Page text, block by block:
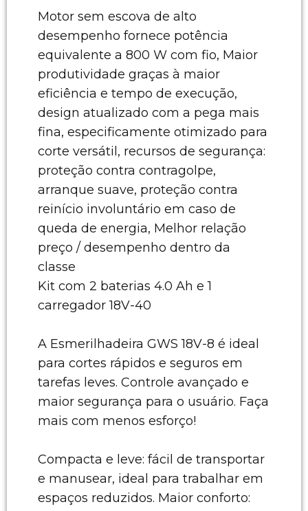
Motor sem escova de alto
desempenho fornece potência
equivalente a 800 W com fio, Maior
produtividade graças à maior
eficiência e tempo de execução,
design atualizado com a pega mais
fina, especificamente otimizado para
corte versátil, recursos de segurança:
proteção contra contragolpe,
arranque suave, proteção contra
reinício involuntário em caso de
queda de energia, Melhor relação
preço / desempenho dentro da
classe
Kit com 2 baterias 4.0 Ah e 1
carregador 18V-40
A Esmerilhadeira GWS 18V-8 é ideal
para cortes rápidos e seguros em
tarefas leves. Controle avançado e
maior segurança para o usuário. Faça
mais com menos esforço!
Compacta e leve: fácil de transportar
e manusear, ideal para trabalhar em
espaços reduzidos. Maior conforto: